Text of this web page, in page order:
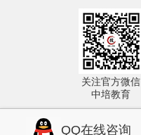
关注官方微信
中培教育
QQ在线咨询